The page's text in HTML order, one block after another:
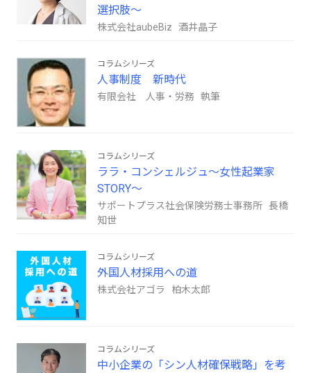
選択肢～
株式会社aubeBiz 酒井晶子
コラムシリーズ
人事制度 新時代
有限会社 人事・労務 執筆
コラムシリーズ
ララ・コンシェルジュ～女性起業家
STORY～
サポートプラス社会保険労務士事務所 長橋
知世
コラムシリーズ
外国人材採用への道
株式会社アゴラ 柏木太郎
コラムシリーズ
中小企業の「シン人材確保戦略」を考